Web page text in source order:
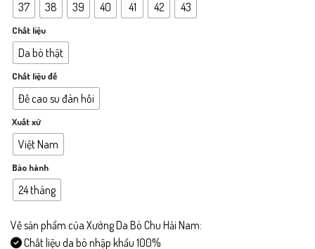
37 38 39 40 41 42 43
Chất liệu
Da bò thật
Chất liệu đế
Đế cao su đàn hồi
Xuất xứ
Việt Nam
Bảo hành
24 tháng
Về sản phẩm của Xưởng Da Bò Chu Hải Nam:
Chất liệu da bò nhập khẩu 100%